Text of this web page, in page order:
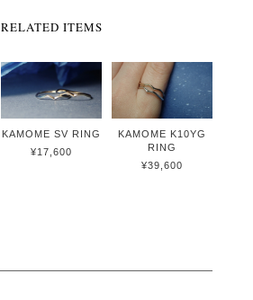
RELATED ITEMS
KAMOME SV RING
¥17,600
KAMOME K10YG
RING
¥39,600